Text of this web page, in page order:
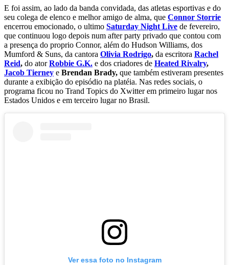
E foi assim, ao lado da banda convidada, das atletas esportivas e do
seu colega de elenco e melhor amigo de alma, que Connor Storrie
encerrou emocionado, o ultimo Saturday Night Live de fevereiro,
que continuou logo depois num after party privado que contou com
a presença do proprio Connor, além do Hudson Williams, dos
Mumford & Suns, da cantora Olivia Rodrigo, da escritora Rachel
Reid, do atorRobbie G.K. e dos criadores de Heated Rivalry,
Jacob Tierney e Brendan Brady, que também estiveram presentes
durante a exibição do episódio na platéia. Nas redes sociais, o
programa ficou no Trand Topics do Xwitter em primeiro lugar nos
Estados Unidos e em terceiro lugar no Brasil.
Ver essa foto no Instagram